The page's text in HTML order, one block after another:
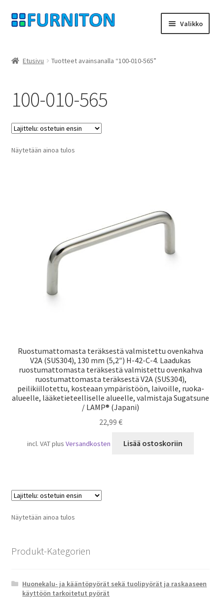
Siirry
navigointiin
Siirry
sisältöön
Valikko
yksityisyyttä
peruuttamisoikeus
Ottaa yhteyttä
Etusivu Tuotteet avainsanalla “100-010-565”
100-010-565
Näytetään ainoa tulos
Ruostumattomasta teräksestä valmistettu ovenkahva
V2A (SUS304), 130 mm (5,2″) H-42-C-4. Laadukas
ruostumattomasta teräksestä valmistettu ovenkahva
ruostumattomasta teräksestä V2A (SUS304),
peilikiillotettu, kosteaan ympäristöön, laivoille, ruoka-
alueelle, lääketieteelliselle alueelle, valmistaja Sugatsune
/ LAMP® (Japani)
22,99 €
incl. VATplusVersandkosten Lisää ostoskoriin
Näytetään ainoa tulos
Produkt-Kategorien
Huonekalu- ja kääntöpyörät sekä tuolipyörät ja raskaaseen
käyttöön tarkoitetut pyörät